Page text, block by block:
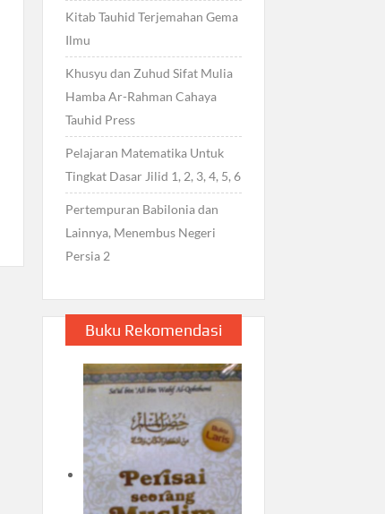
Kitab Tauhid Terjemahan Gema
Ilmu
Khusyu dan Zuhud Sifat Mulia
Hamba Ar-Rahman Cahaya
Tauhid Press
Pelajaran Matematika Untuk
Tingkat Dasar Jilid 1, 2, 3, 4, 5, 6
Pertempuran Babilonia dan
Lainnya, Menembus Negeri
Persia 2
Buku Rekomendasi